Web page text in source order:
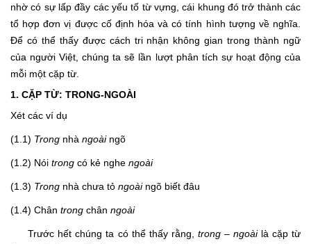
nhờ có sự lấp đầy các yếu tố từ vựng, cái khung đó trở thành các
tổ hợp đơn vị được cố định hóa và có tính hình tượng về nghĩa.
Để có thể thấy được cách tri nhận không gian trong thành ngữ
của người Việt, chúng ta sẽ lần lượt phân tích sự hoạt động của
mỗi một cặp từ.
1. CẶP TỪ: TRONG-NGOÀI
Xét các ví dụ
(1.1) Trong nhà ngoàingõ
(1.2) Nói trong có kẻ nghe ngoài
(1.3) Trong nhà chưa tỏ ngoàingõ biết đâu
(1.4) Chân trong chân ngoài
Trước hết chúng ta có thể thấy rằng, trong – ngoàilà cặp từ